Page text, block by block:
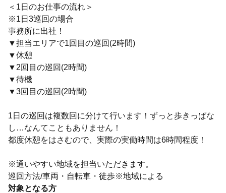
＜1日のお仕事の流れ＞
※1日3巡回の場合
事務所に出社！
▼担当エリアで1回目の巡回(2時間)
▼休憩
▼2回目の巡回(2時間)
▼待機
▼3回目の巡回(2時間)
1日の巡回は複数回に分けて行います！ずっと歩きっぱな
し…なんてこともありません！
都度休憩をはさむので、実際の実働時間は6時間程度！
※通いやすい地域を担当いただきます。
巡回方法/車両・自転車・徒歩※地域による
対象となる方